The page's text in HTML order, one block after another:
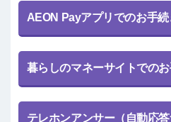
AEON Payアプリでのお手
暮らしのマネーサイトでの
テレホンアンサー（自動応